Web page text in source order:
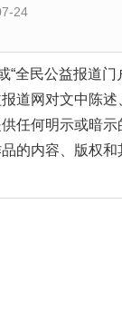
24
“全民公益报道
道网对文中陈
任何明示或暗
的内容、版权